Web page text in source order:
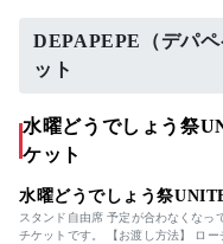
DEPAPEPE（デパペ
ット
水曜どうでしょう祭
ケット
水曜どうでしょう祭
スタンド自由席 予定が合わなくなっ
チケットです。 【お渡し方法】 ローチケの電子チケットにて分配いたします。 迅速で丁寧